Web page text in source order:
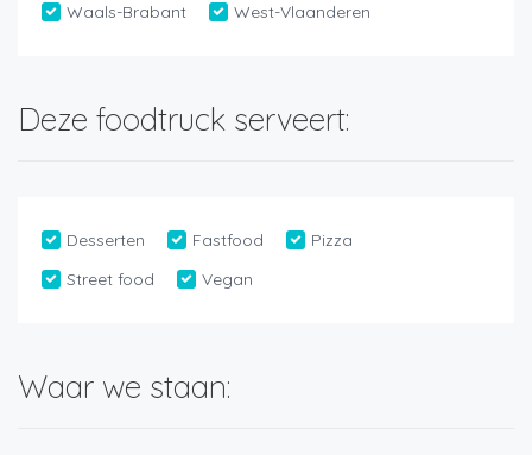
Waals-Brabant
West-Vlaanderen
Deze foodtruck serveert:
Desserten Fastfood
Pizza
Street food
Vegan
Waar we staan: